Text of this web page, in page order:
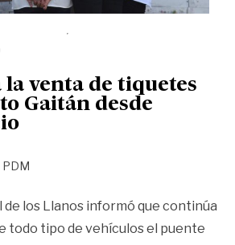
la venta de tiquetes
Gaitán desde
PDM
de los Llanos informó que continúa
todo tipo de vehículos el puente